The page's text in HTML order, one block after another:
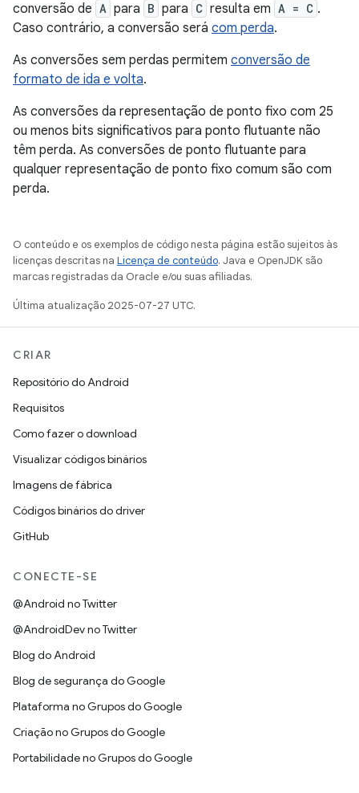
conversão de A para B para C resulta em A = C .
Caso contrário, a conversão será com perda.
As conversões sem perdas permitem conversão de
formato de ida e volta.
As conversões da representação de ponto fixo com 25
ou menos bits significativos para ponto flutuante não
têm perda. As conversões de ponto flutuante para
qualquer representação de ponto fixo comum são com
perda.
O conteúdo e os exemplos de código nesta página estão sujeitos às
licenças descritas na Licença de conteúdo. Java e OpenJDK são
marcas registradas da Oracle e/ou suas afiliadas.
Última atualização 2025-07-27 UTC.
CRIAR
Repositório do Android
Requisitos
Como fazer o download
Visualizar códigos binários
Imagens de fábrica
Códigos binários do driver
GitHub
CONECTE-SE
@Android no Twitter
@AndroidDev no Twitter
Blog do Android
Blog de segurança do Google
Plataforma no Grupos do Google
Criação no Grupos do Google
Portabilidade no Grupos do Google